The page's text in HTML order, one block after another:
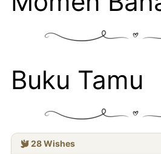
Buku Tamu
28Wishes